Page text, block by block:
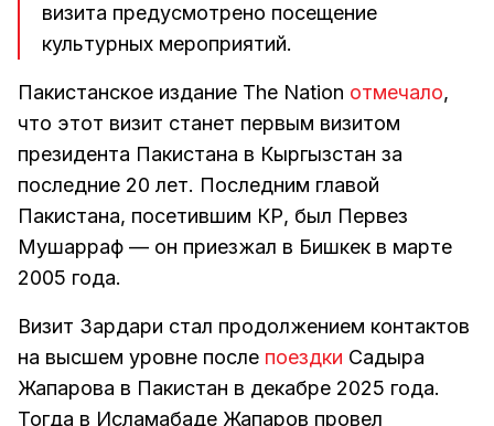
визита предусмотрено посещение
культурных мероприятий.
Пакистанское издание The Nation отмечало,
что этот визит станет первым визитом
президента Пакистана в Кыргызстан за
последние 20 лет. Последним главой
Пакистана, посетившим КР, был Первез
Мушарраф — он приезжал в Бишкек в марте
2005 года.
Визит Зардари стал продолжением контактов
на высшем уровне после поездки Садыра
Жапарова в Пакистан в декабре 2025 года.
Тогда в Исламабаде Жапаров провел